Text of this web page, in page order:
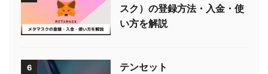
スク）の登録方法・入金・使
い方を解説
6
テンセット